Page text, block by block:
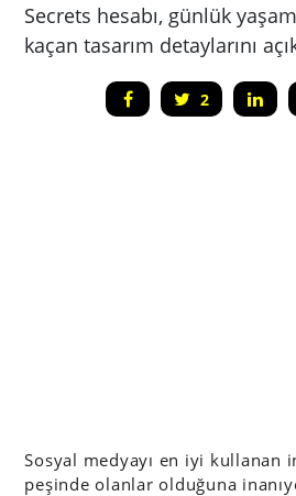
Secrets hesabı, günlük
kaçan tasarım detaylarını
2
Sosyal medyayı en iyi kullanan
peşinde olanlar olduğuna